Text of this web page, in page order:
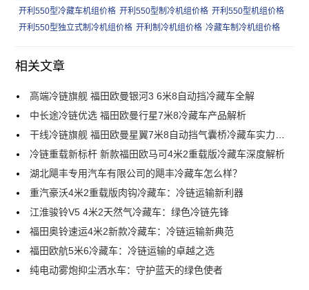
开利550型冷藏车机组价格 开利550型制冷机组价格 开利550型机组价格
开利550型独立式制冷机组价格 开利制冷机组价格 冷藏车制冷机组价格
相关文章
高端冷链旗舰 福田欧曼银河3 6米8自动挡冷藏车全解
中长途冷链优选 福田欧曼行星7米8冷藏车产品解析
干线冷链旗舰 福田欧曼星翼7米8自动挡气囊桥冷藏车实力解析
冷链重载新标杆 新款福田欧马可4米2重载版冷藏车深度解析
湖北飓丰专用汽车有限公司的飓丰冷藏车怎么样？
重汽豪沃4米2重载版肉钩冷藏车：冷链运输新利器
江淮骏铃V5 4米2天然气冷藏车：绿色冷链先锋
福田奥铃速运4米2新款冷藏车：冷链运输新典范
福田欧航5米6冷藏车：冷链运输的卓越之选
纯电动雾炮抑尘洒水车：守护蓝天的绿色使者